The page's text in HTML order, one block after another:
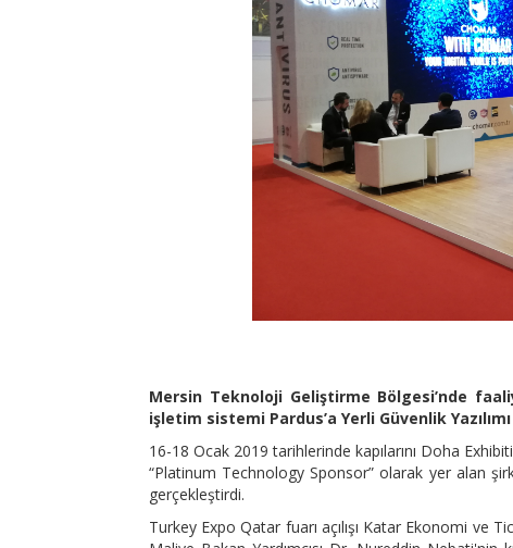
Mersin Teknoloji Geliştirme Bölgesi’nde
işletim sistemi Pardus’a Yerli Güvenlik
16-18 Ocak 2019 tarihlerinde kapılarını Doha
“Platinum Technology Sponsor” olarak yer alan
gerçekleştirdi.
Turkey Expo Qatar fuarı açılışı Katar Ekonomi ve